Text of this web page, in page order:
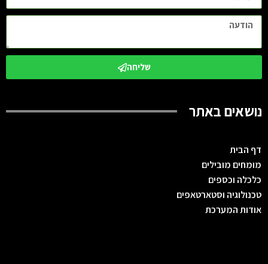
שליחה
נושאים באתר
דף הבית
מומחים מובילים
כלכלה וכספים
טכנולוגיה וסטארטאפים
אודות המערכת